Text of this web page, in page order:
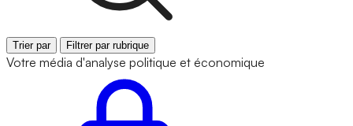
Trier par Filtrer par rubrique
Votre média d'analyse politique et économique